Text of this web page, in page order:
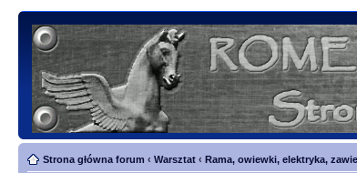
Strona główna forum ‹ Warsztat ‹ Rama, owiewki, elektryka,